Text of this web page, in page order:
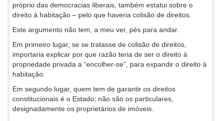
próprio das democracias liberais, também estatui sobre o
direito à habitação – pelo que haveria colisão de direitos.
Este argumento não tem, a meu ver, pés para andar.
Em primeiro lugar, se se tratasse de colisão de direitos,
importaria explicar por que razão teria de ser o direito à
propriedade privada a “encolher-se”, para expandir o direito à
habitação.
Em segundo lugar, quem tem de garantir os direitos
constitucionais é o Estado; não são os particulares,
designadamente os proprietários de imóveis.